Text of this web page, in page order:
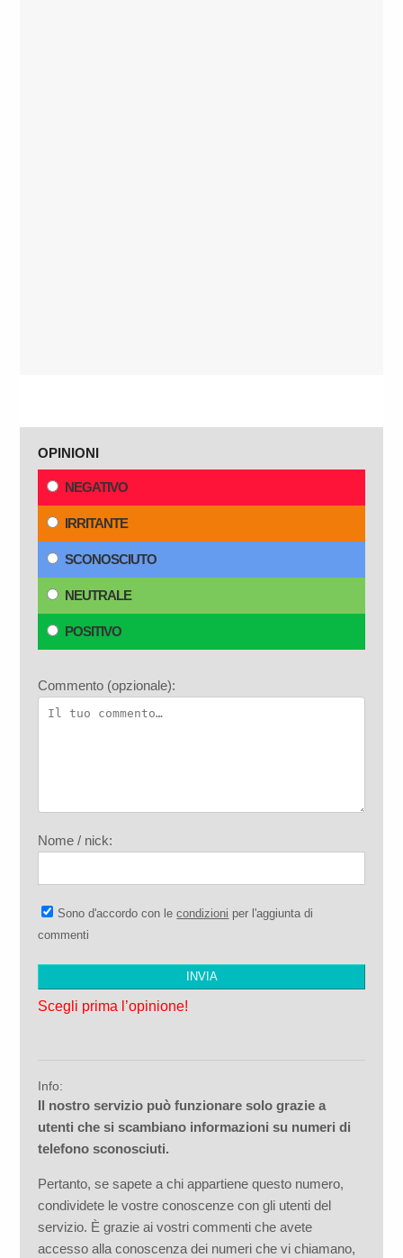
OPINIONI
NEGATIVO
IRRITANTE
SCONOSCIUTO
NEUTRALE
POSITIVO
Commento (opzionale):
Nome / nick:
Sono d'accordo con lecondizioni per l'aggiunta di
commenti
Scegli prima l’opinione!
Info:
Il nostro servizio può funzionare solo grazie a
utenti che si scambiano informazioni su numeri di
telefono sconosciuti.
Pertanto, se sapete a chi appartiene questo numero,
condividete le vostre conoscenze con gli utenti del
servizio. È grazie ai vostri commenti che avete
accesso alla conoscenza dei numeri che vi chiamano,